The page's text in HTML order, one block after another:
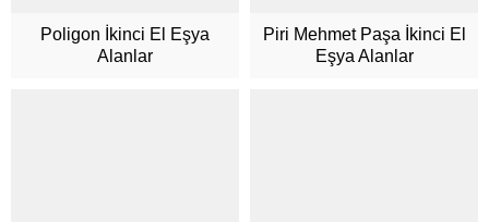
Poligon İkinci El Eşya
Alanlar
Piri Mehmet Paşa İkinci El
Eşya Alanlar